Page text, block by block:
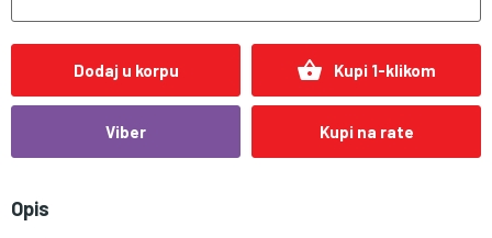
Dodaj u korpu shopping_basket Kupi 1-klikom
Viber Kupi na rate
Opis